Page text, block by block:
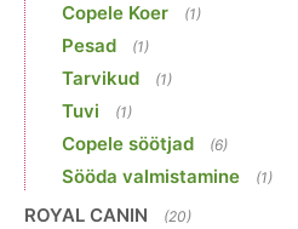
Copele Koer (1)
Pesad (1)
Tarvikud (1)
Tuvi (1)
Copele söötjad (6)
Sööda valmistamine (1)
ROYAL CANIN (20)